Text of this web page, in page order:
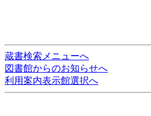
蔵書検索メニューへ
図書館からのお知らせへ
利用案内表示館選択へ